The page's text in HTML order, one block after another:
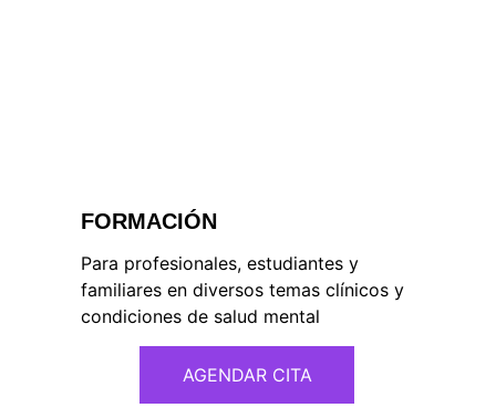
FORMACIÓN
Para profesionales, estudiantes y
familiares en diversos temas clínicos y
condiciones de salud mental
AGENDAR CITA